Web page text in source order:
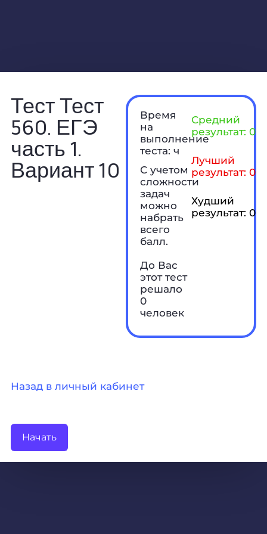
Тест Тест
560. ЕГЭ
часть 1.
Вариант 10
Время
на
выполнение
теста: ч
С учетом
сложности
задач
можно
набрать
всего
балл.
До Вас
этот тест
решало
0
человек
Средний
результат: 0
Лучший
результат: 0
Худший
результат: 0
Назад в личный кабинет
Начать